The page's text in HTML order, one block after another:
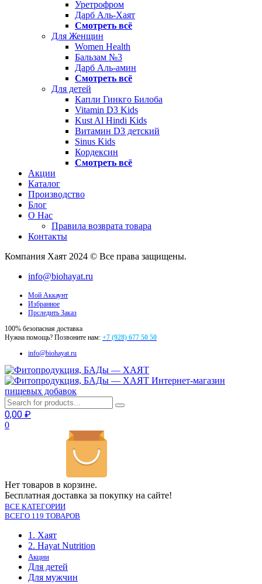
Уретрофром
Дарб Аль-Хаят
Смотреть всё
Для Женщин
Women Health
Бальзам №3
Дарб Аль-амин
Смотреть всё
Для детей
Капли Гинкго Билоба
Vitamin D3 Kids
Kust Al Hindi Kids
Витамин D3 детский
Sinus Kids
Кордексин
Смотреть всё
Акции
Каталог
Производство
Блог
О Нас
Правила возврата товара
Контакты
Компания Хаят 2024 © Все права защищены.
info@biohayat.ru
Мой Аккаунт
Избранное
Прследить Заказ
100% безопасная доставка
Нужна помощь? Позвоните нам: +7 (928) 677 50 50
info@biohayat.ru
Интернет-магазин
пищевых добавок
0,00 ₽
0
Нет товаров в корзине.
Бесплатная доставка за покупку на сайте!
ВСЕ КАТЕГОРИИ
ВСЕГО 119 ТОВАРОВ
1. Хаят
2. Hayat Nutrition
Акции
Для детей
Для мужчин